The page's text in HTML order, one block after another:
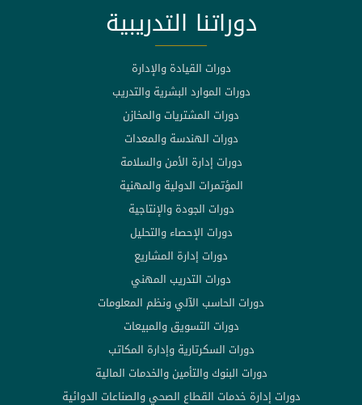
دوراتنا التدريبية
دورات القيادة والإدارة
دورات الموارد البشرية والتدريب
دورات المشتريات والمخازن
دورات الهندسة والمعدات
دورات إدارة الأمن والسلامة
المؤتمرات الدولية والمهنية
دورات الجودة والإنتاجية
دورات الإحصاء والتحليل
دورات إدارة المشاريع
دورات التدريب المهني
دورات الحاسب الآلي ونظم المعلومات
دورات التسويق والمبيعات
دورات السكرتارية وإدارة المكاتب
دورات البنوك والتأمين والخدمات المالية
دورات إدارة خدمات القطاع الصحي والصناعات الدوائية